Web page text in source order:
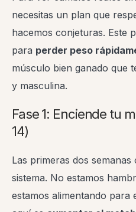
necesitas un plan que
hacemos conjeturas. Este
para perder peso
músculo bien ganado que
y masculina.
Fase 1: Enciende tu
14)
Las primeras dos
sistema. No estamos
estamos alimentando para